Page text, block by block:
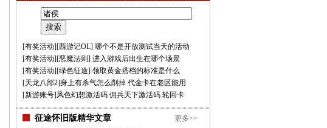
[有奖活动][西游记OL] 哪个不是开放测试当天的活动
[有奖活动][恶魔法则 ] 进入游戏后出生在哪个场景
[有奖活动][绿色征途] 领取黄金搭档的标准是什么
[天龙八部2]身上有杀气怎么削掉 代金卡在老区能用
[新游账号]风色幻想激活码 佣兵天下激活码 轮回卡
更多>>
征途怀旧版精华文章